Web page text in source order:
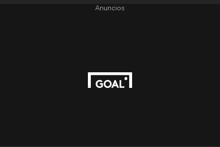
Anuncios